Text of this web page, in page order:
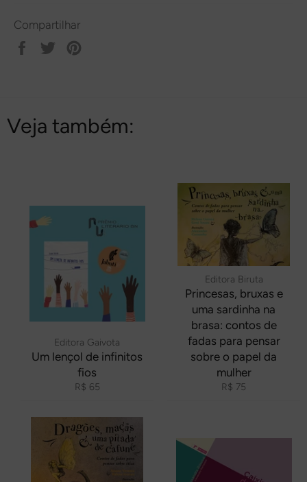
Compartilhar
Compartilhar
Tweetar
Veja também:
Editora Gaivota
Um lençol de infinitos
fios
Preço
R$ 65
Editora Biruta
Princesas, bruxas e
uma sardinha na
brasa: contos de
fadas para pensar
sobre o papel da
mulher
Preço
R$ 75